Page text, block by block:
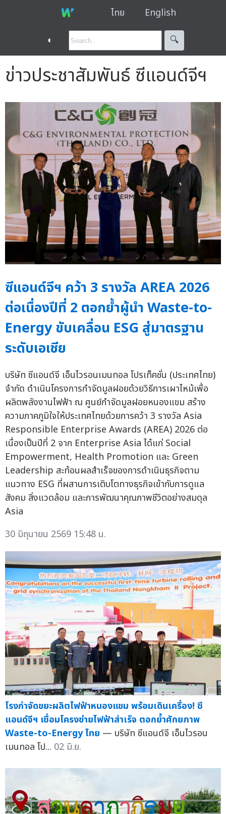
ไทย English
◐ 🔍︎
ข่าวประชาสัมพันธ์ ซีแอนด์จีฯ
ซีแอนด์จีฯ คว้า 3 รางวัล AREA 2026
ต่อเนื่องปีที่ 2 ตอกย้ำผู้นำ Waste-to-
Energy ขับเคลื่อน ESG สู่มาตรฐาน
ระดับเอเชีย
บริษัท ซีแอนด์จี เอ็นไวรอนเมนทอล โปรเท็คชั่น (ประเทศไทย)
จำกัด ดำเนินโครงการกำจัดมูลฝอยด้วยวิธีการเผาไหม้เพื่อ
ผลิตพลังงานไฟฟ้า ณ ศูนย์กำจัดมูลฝอยหนองแขม สร้าง
ความภาคภูมิใจให้ประเทศไทยด้วยการคว้า 3 รางวัล Asia
Responsible Enterprise Awards (AREA) 2026 ต่อ
เนื่องเป็นปีที่ 2 จาก Enterprise Asia ได้แก่ Social
Empowerment, Health Promotion และ Green
Leadership สะท้อนผลสำเร็จของการดำเนินธุรกิจตาม
แนวทาง ESG ที่ผสานการเติบโตทางธุรกิจเข้ากับการดูแล
สังคม สิ่งแวดล้อม และการพัฒนาคุณภาพชีวิตอย่างสมดุล
Asia
30 มิถุนายน 2569 15:48 น.
โรงกำจัดขยะผลิตไฟฟ้าหนองแขม พร้อมเดินเครื่อง! ซี
แอนด์จีฯ เชื่อมโครงข่ายไฟฟ้าสำเร็จ ตอกย้ำศักยภาพ
Waste-to-Energy ไทย — บริษัท ซีแอนด์จี เอ็นไวรอน
เมนทอล โป... 02 มิ.ย.